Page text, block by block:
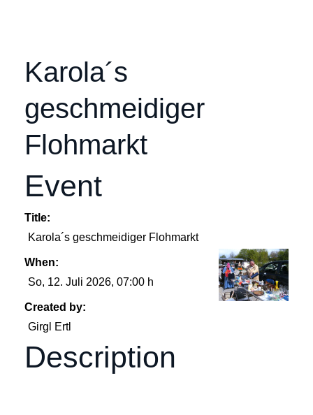
Karola´s
geschmeidiger
Flohmarkt
Event
Title:
Karola´s geschmeidiger Flohmarkt
When:
So, 12. Juli 2026, 07:00 h
Created by:
Girgl Ertl
Description